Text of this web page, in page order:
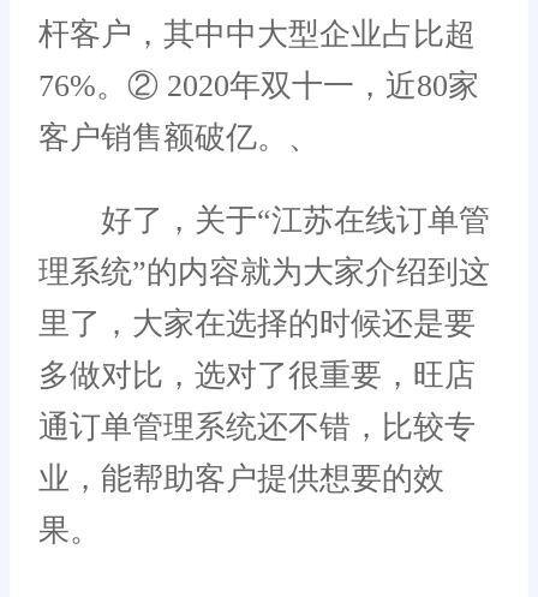
杆客户，其中中大型企业占比超
76%。② 2020年双十一，近80家
客户销售额破亿。、
好了，关于“江苏在线订单管
理系统”的内容就为大家介绍到这
里了，大家在选择的时候还是要
多做对比，选对了很重要，旺店
通订单管理系统还不错，比较专
业，能帮助客户提供想要的效
果。